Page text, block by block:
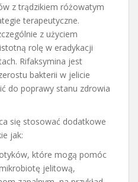
z trądzikiem różowatym
terapeutyczne.
z użyciem
rolę w eradykacji
Rifaksymina jest
bakterii w jelicie
do poprawy stanu zdrowia
się stosować dodatkowe
jak:
które mogą pomóc
jelitową,